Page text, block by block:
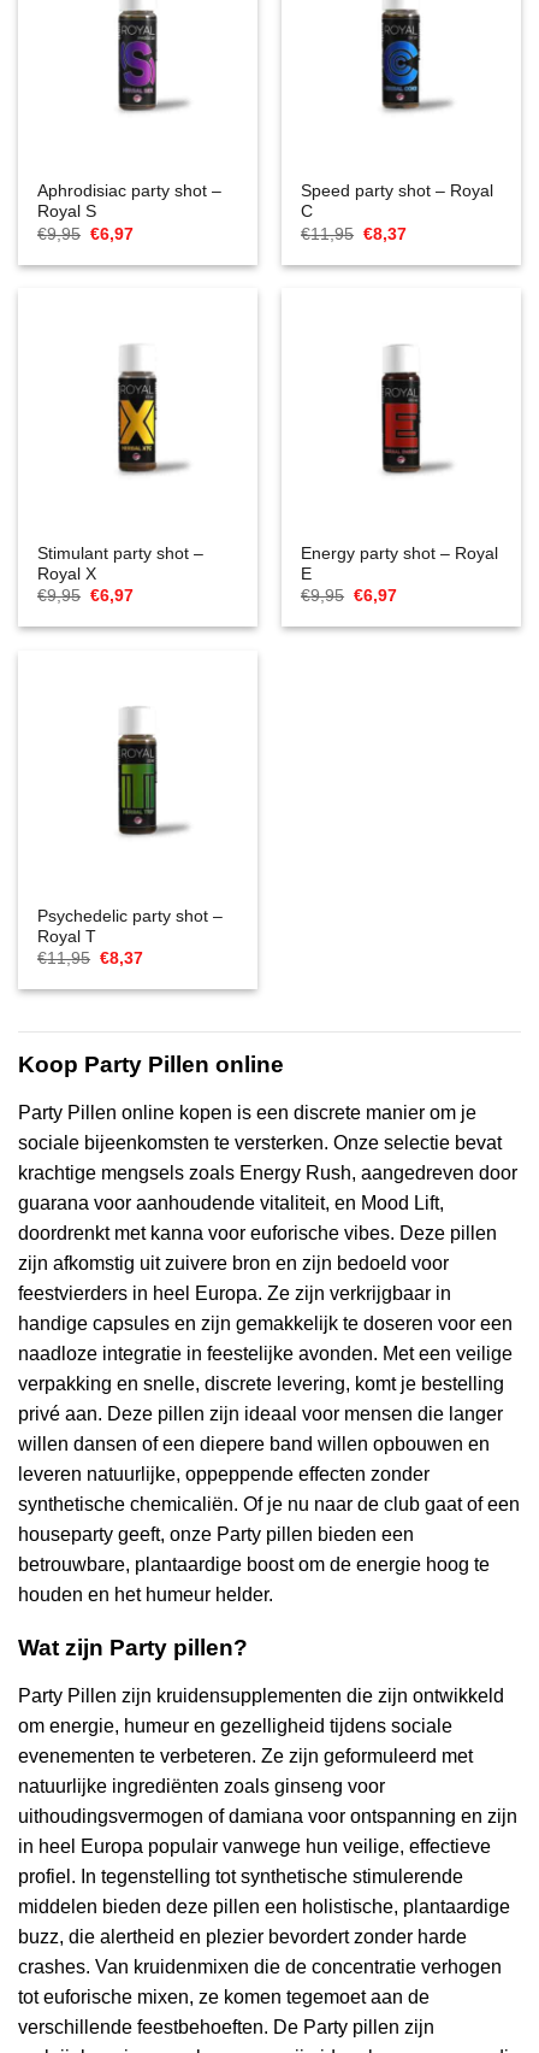
Aphrodisiac party shot –
Royal S
€9,95 Oorspronkelijke
was:
€6,97Huidige
is:
Speed party shot – Royal
C
€11,95 Oorspronkelijke
was:
€8,37Huidige
is:
Stimulant party shot –
Royal X
€9,95 Oorspronkelijke
was:
€6,97Huidige
is:
Energy party shot – Royal
E
€9,95 Oorspronkelijke
was:
€6,97Huidige
is:
Psychedelic party shot –
Royal T
€11,95 Oorspronkelijke
was:
€8,37Huidige
is:
Koop Party Pillen online
Party Pillen online kopen is een discrete manier om je
sociale bijeenkomsten te versterken. Onze selectie bevat
krachtige mengsels zoals Energy Rush, aangedreven door
guarana voor aanhoudende vitaliteit, en Mood Lift,
doordrenkt met kanna voor euforische vibes. Deze pillen
zijn afkomstig uit zuivere bron en zijn bedoeld voor
feestvierders in heel Europa. Ze zijn verkrijgbaar in
handige capsules en zijn gemakkelijk te doseren voor een
naadloze integratie in feestelijke avonden. Met een veilige
verpakking en snelle, discrete levering, komt je bestelling
privé aan. Deze pillen zijn ideaal voor mensen die langer
willen dansen of een diepere band willen opbouwen en
leveren natuurlijke, oppeppende effecten zonder
synthetische chemicaliën. Of je nu naar de club gaat of een
houseparty geeft, onze Party pillen bieden een
betrouwbare, plantaardige boost om de energie hoog te
houden en het humeur helder.
Wat zijn Party pillen?
Party Pillen zijn kruidensupplementen die zijn ontwikkeld
om energie, humeur en gezelligheid tijdens sociale
evenementen te verbeteren. Ze zijn geformuleerd met
natuurlijke ingrediënten zoals ginseng voor
uithoudingsvermogen of damiana voor ontspanning en zijn
in heel Europa populair vanwege hun veilige, effectieve
profiel. In tegenstelling tot synthetische stimulerende
middelen bieden deze pillen een holistische, plantaardige
buzz, die alertheid en plezier bevordert zonder harde
crashes. Van kruidenmixen die de concentratie verhogen
tot euforische mixen, ze komen tegemoet aan de
verschillende feestbehoeften. De Party pillen zijn